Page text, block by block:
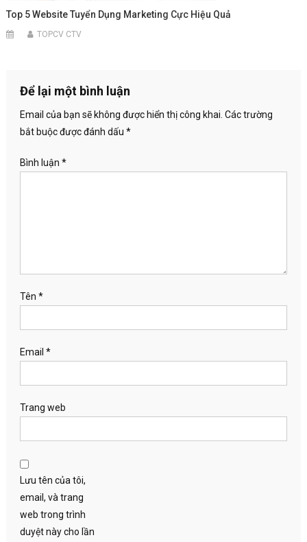
Top 5 Website Tuyển Dụng Marketing Cực Hiệu Quả
TOPCV CTV
Để lại một bình luận
Email của bạn sẽ không được hiển thị công khai. Các trường
bắt buộc được đánh dấu *
Bình luận *
Tên *
Email *
Trang web
Lưu tên của tôi,
email, và trang
web trong trình
duyệt này cho lần